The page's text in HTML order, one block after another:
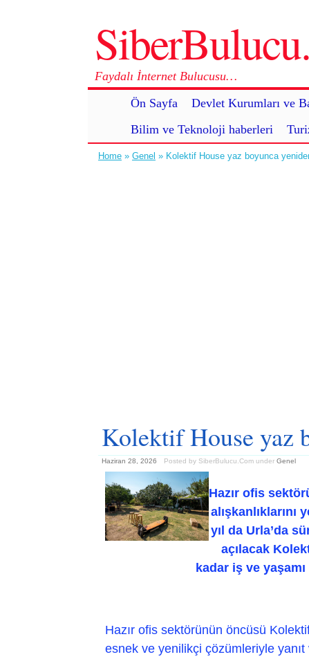
Faydalı İnternet Bulucusu…
Ön Sayfa
Devlet Kurumları ve
Bilim ve Teknoloji haberleri
Home » Genel » Kolektif House yaz boyunca
Kolektif House yaz
Haziran 28, 2026 Posted by SiberBulucu.Com under Genel
Hazır ofis
yıl da Urla’da
açılacak
kadar iş ve
Hazır ofis sektörünün öncüsü
esnek ve yenilikçi çözümleriyle